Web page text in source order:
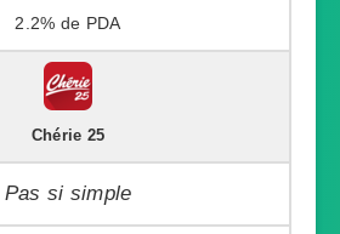
2.2%
Chérie 25
Pas si simple